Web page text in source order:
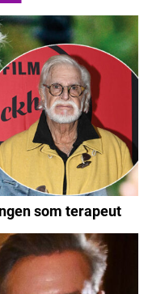
som terapeut